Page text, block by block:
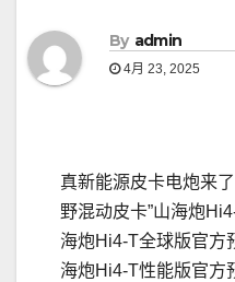
By admin
4月 23, 2025
真新能源皮卡电炮来
野混动皮卡”山海炮
海炮Hi4-T全球版官方
海炮Hi4-T性能版官方